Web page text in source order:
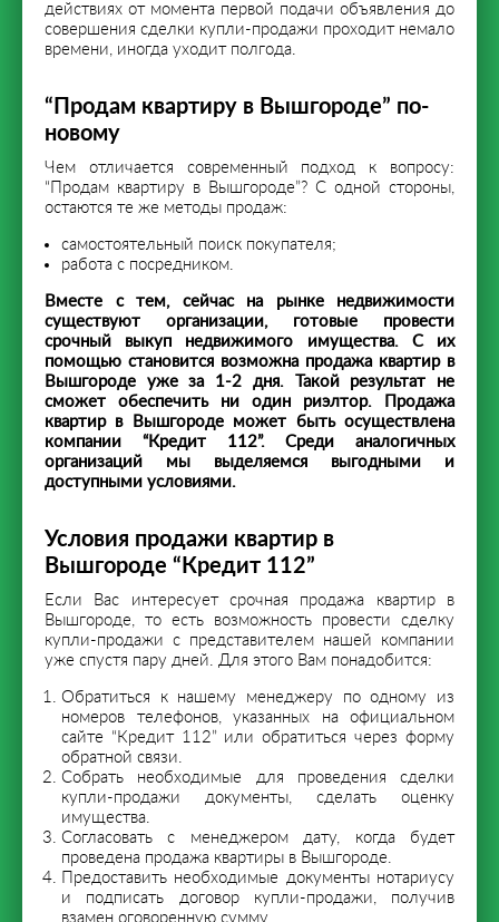
действиях от момента первой подачи объявления до
совершения сделки купли-продажи проходит немало
времени, иногда уходит полгода.
“Продам квартиру в Вышгороде” по-
новому
Чем отличается современный подход к вопросу:
“Продам квартиру в Вышгороде”? С одной стороны,
остаются те же методы продаж:
самостоятельный поиск покупателя;
работа с посредником.
Вместе с тем, сейчас на рынке недвижимости
существуют организации, готовые провести
срочный выкуп недвижимого имущества. С их
помощью становится возможна продажа квартир в
Вышгороде уже за 1-2 дня. Такой результат не
сможет обеспечить ни один риэлтор. Продажа
квартир в Вышгороде может быть осуществлена
компании “Кредит 112”. Среди аналогичных
организаций мы выделяемся выгодными и
доступными условиями.
Условия продажи квартир в
Вышгороде “Кредит 112”
Если Вас интересует срочная продажа квартир в
Вышгороде, то есть возможность провести сделку
купли-продажи с представителем нашей компании
уже спустя пару дней. Для этого Вам понадобится:
Обратиться к нашему менеджеру по одному из
номеров телефонов, указанных на официальном
сайте “Кредит 112” или обратиться через форму
обратной связи.
Собрать необходимые для проведения сделки
купли-продажи документы, сделать оценку
имущества.
Согласовать с менеджером дату, когда будет
проведена продажа квартиры в Вышгороде.
Предоставить необходимые документы нотариусу
и подписать договор купли-продажи, получив
взамен оговоренную сумму.